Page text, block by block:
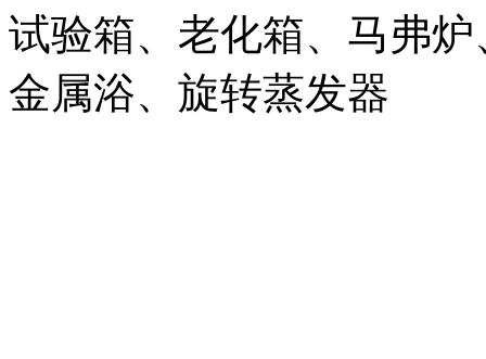
试验箱、老化箱、马弗
金属浴、旋转蒸发器